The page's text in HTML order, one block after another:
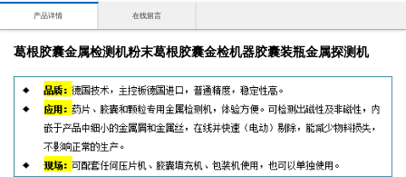
产品详情 在线留言
葛根胶囊金属检测机粉末葛根胶囊金检机器胶囊装瓶金属探测机